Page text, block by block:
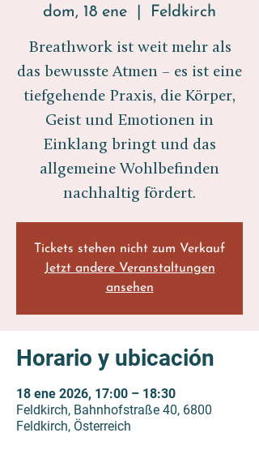
dom, 18 ene Feldkirch
Breathwork ist weit mehr als
das bewusste Atmen – es ist eine
tiefgehende Praxis, die Körper,
Geist und Emotionen in
Einklang bringt und das
allgemeine Wohlbefinden
nachhaltig fördert.
Tickets stehen nicht zum Verkauf
Jetzt andere Veranstaltungen
ansehen
Horario y ubicación
18 ene 2026, 17:00 – 18:30
Feldkirch, Bahnhofstraße 40, 6800
Feldkirch, Österreich